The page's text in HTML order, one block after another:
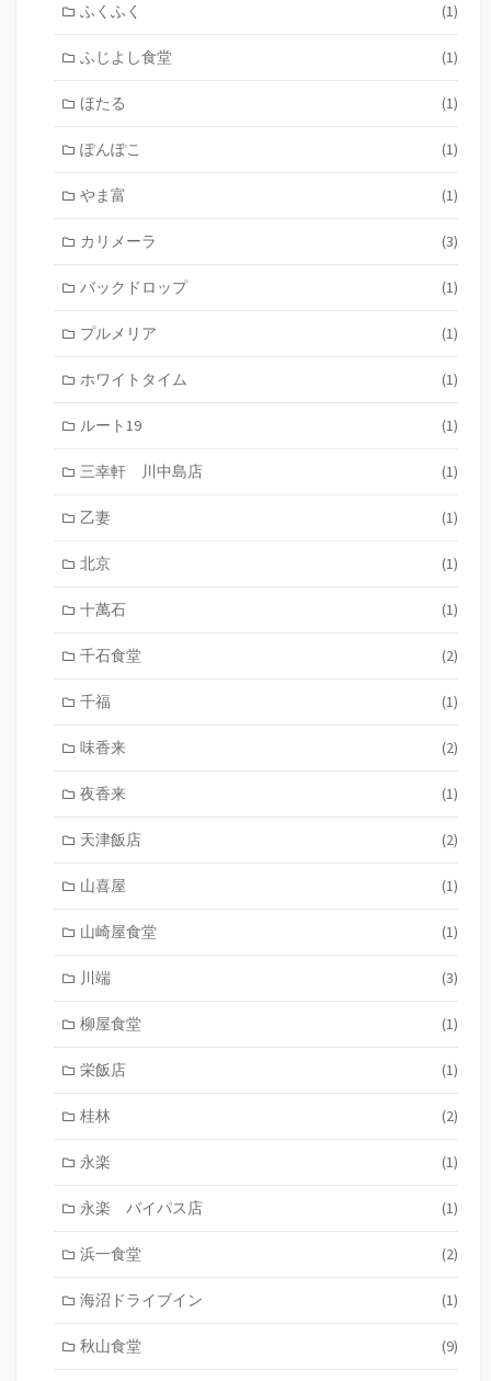
ふくふく (1)
ふじよし食堂 (1)
ほたる (1)
ぽんぽこ (1)
やま富 (1)
カリメーラ (3)
バックドロップ (1)
プルメリア (1)
ホワイトタイム (1)
ルート19 (1)
三幸軒 川中島店 (1)
乙妻 (1)
北京 (1)
十萬石 (1)
千石食堂 (2)
千福 (1)
味香来 (2)
夜香来 (1)
天津飯店 (2)
山喜屋 (1)
山崎屋食堂 (1)
川端 (3)
柳屋食堂 (1)
栄飯店 (1)
桂林 (2)
永楽 (1)
永楽 バイパス店 (1)
浜一食堂 (2)
海沼ドライブイン (1)
秋山食堂 (9)